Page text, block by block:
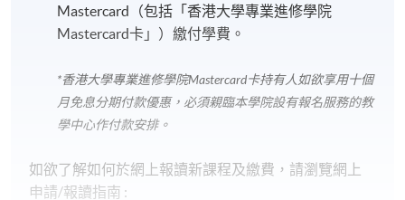
Mastercard（包括「香港大學專業進修學院
Mastercard卡」）繳付學費。
*香港大學專業進修學院Mastercard卡持有人如欲享用十個
月免息分期付款優惠，必須親臨本學院設有報名服務的教
學中心作付款安排。
如欲了解如何於網上報讀新課程及繳費，請瀏覽網上
申請/報讀指南 :